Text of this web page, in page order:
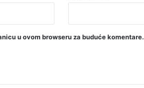
u ovom browseru za buduće komentare.